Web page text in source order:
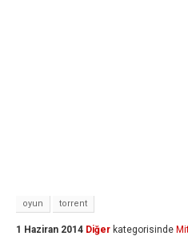
oyun torrent
1 Haziran 2014 Diğer kategorisinde